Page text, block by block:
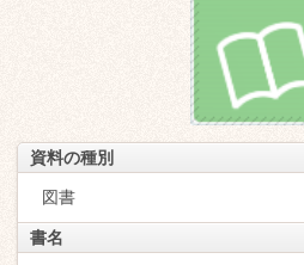
資料の種別
図書
書名